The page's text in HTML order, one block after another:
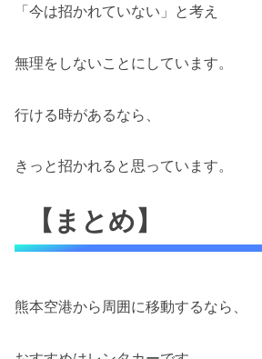
「今は招かれていない」と考え
無理をしないことにしています。
行ける時があるなら、
きっと招かれると思っています。
【まとめ】
熊本空港から周囲に移動するなら、